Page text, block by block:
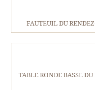
FAUTEUIL DU
TABLE RONDE BASSE